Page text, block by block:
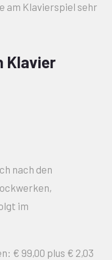
am Klavierspiel sehr
Klavier
nach den
im
€ 99,00 plus € 2,03